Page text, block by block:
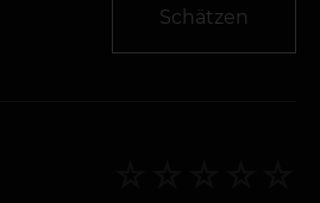
Schätzen